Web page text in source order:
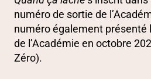
numéro de sortie de
numéro également présenté
de l’Académie en octobre
Zéro).